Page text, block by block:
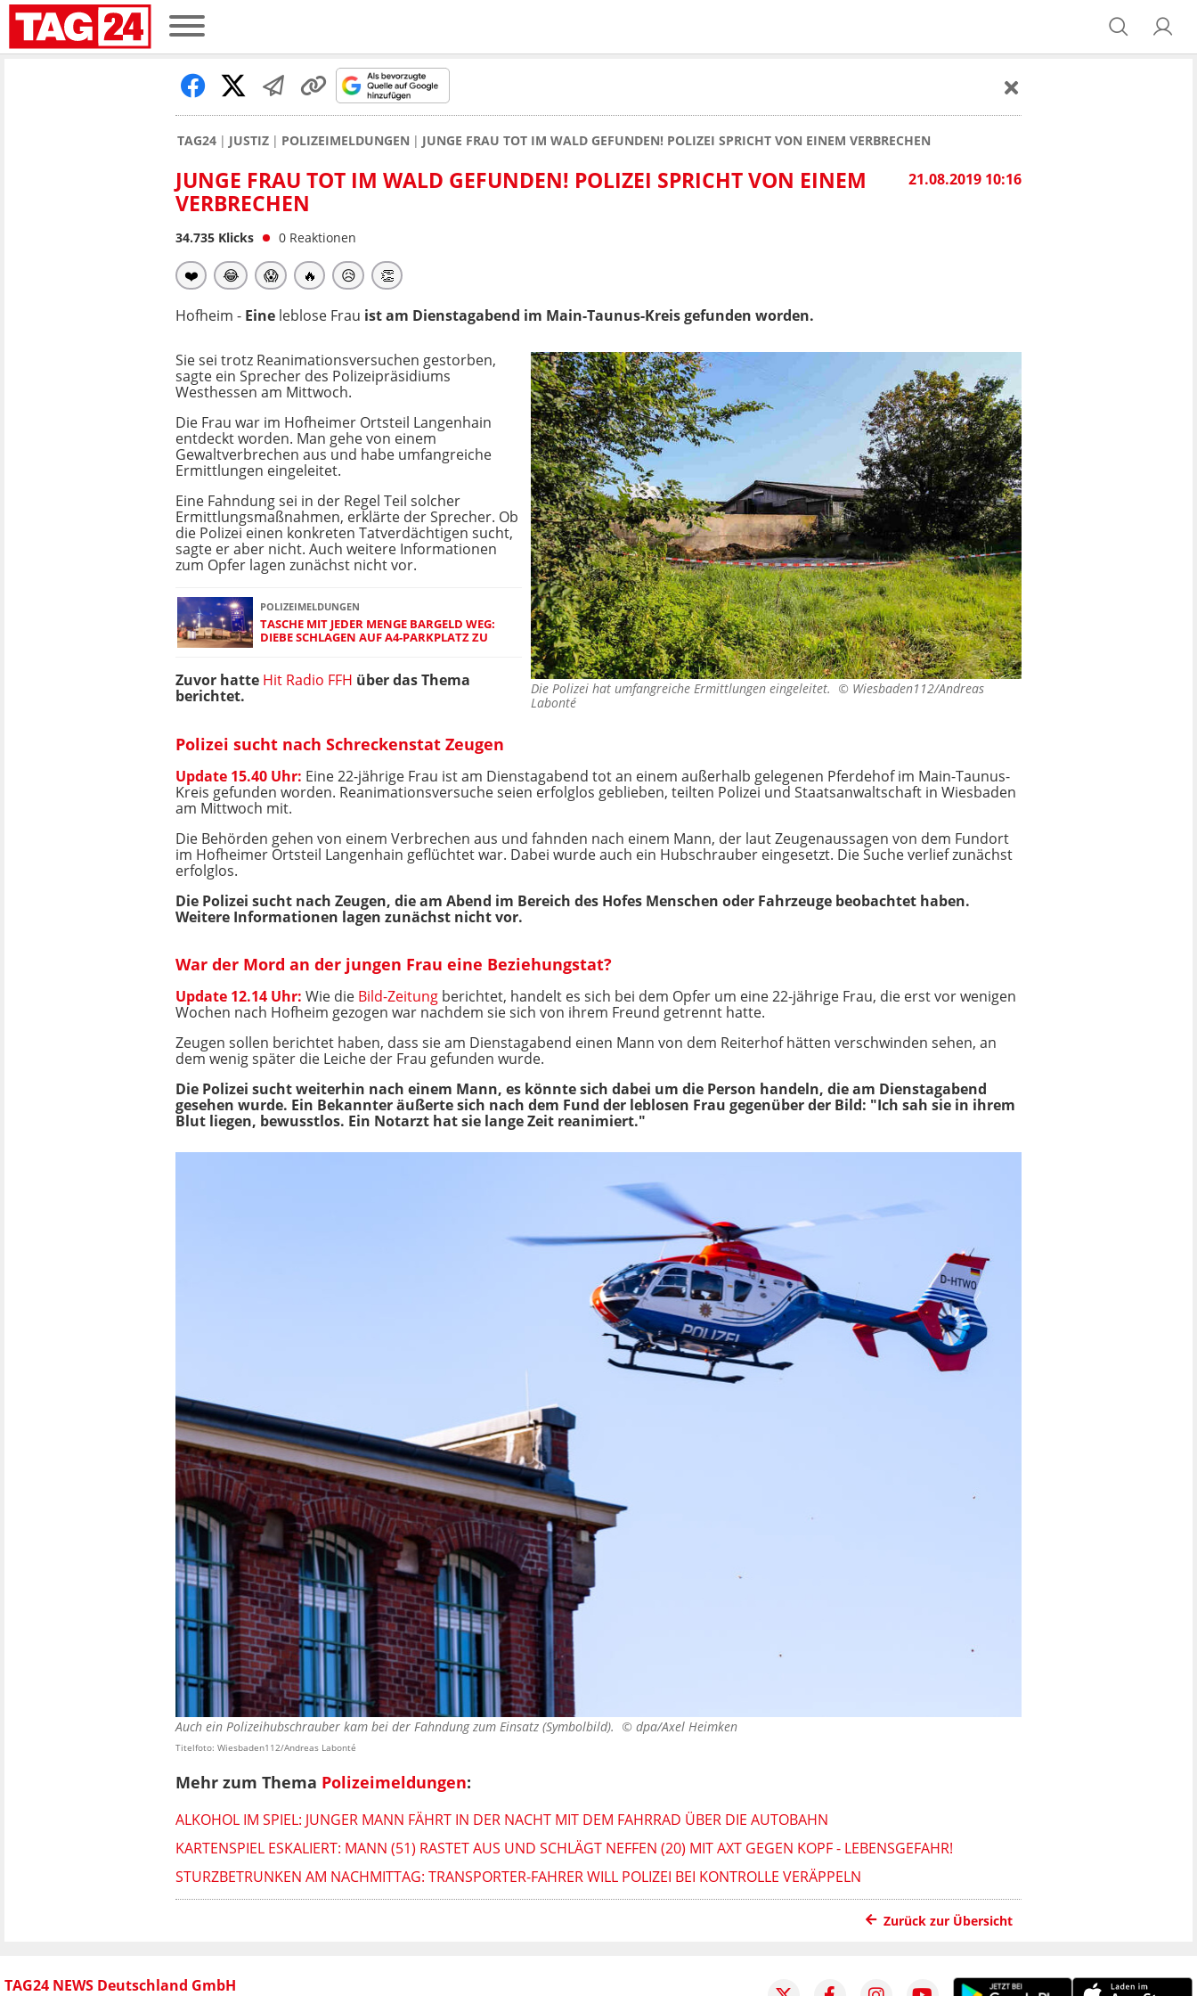
TAG24 JUSTIZ POLIZEIMELDUNGEN JUNGE FRAU TOT IM WALD GEFUNDEN! POLIZEI SPRICHT VON EINEM VERBRECHEN
21.08.2019 10:16
JUNGE FRAU TOT IM WALD GEFUNDEN! POLIZEI SPRICHT VON EINEM
VERBRECHEN
34.735 Klicks 0 Reaktionen
❤️ 😂 😱 🔥 😥 👏
Hofheim - Eine leblose Frau ist am Dienstagabend im Main-Taunus-Kreis gefunden worden.
Die Polizei hat umfangreiche Ermittlungen eingeleitet. © Wiesbaden112/Andreas
Labonté
Sie sei trotz Reanimationsversuchen gestorben,
sagte ein Sprecher des Polizeipräsidiums
Westhessen am Mittwoch.
Die Frau war im Hofheimer Ortsteil Langenhain
entdeckt worden. Man gehe von einem
Gewaltverbrechen aus und habe umfangreiche
Ermittlungen eingeleitet.
Eine Fahndung sei in der Regel Teil solcher
Ermittlungsmaßnahmen, erklärte der Sprecher. Ob
die Polizei einen konkreten Tatverdächtigen sucht,
sagte er aber nicht. Auch weitere Informationen
zum Opfer lagen zunächst nicht vor.
POLIZEIMELDUNGEN
TASCHE MIT JEDER MENGE BARGELD WEG:
DIEBE SCHLAGEN AUF A4-PARKPLATZ ZU
Zuvor hatte Hit Radio FFH über das Thema
berichtet.
Polizei sucht nach Schreckenstat Zeugen
Update 15.40 Uhr: Eine 22-jährige Frau ist am Dienstagabend tot an einem außerhalb gelegenen Pferdehof im Main-Taunus-
Kreis gefunden worden. Reanimationsversuche seien erfolglos geblieben, teilten Polizei und Staatsanwaltschaft in Wiesbaden
am Mittwoch mit.
Die Behörden gehen von einem Verbrechen aus und fahnden nach einem Mann, der laut Zeugenaussagen von dem Fundort
im Hofheimer Ortsteil Langenhain geflüchtet war. Dabei wurde auch ein Hubschrauber eingesetzt. Die Suche verlief zunächst
erfolglos.
Die Polizei sucht nach Zeugen, die am Abend im Bereich des Hofes Menschen oder Fahrzeuge beobachtet haben.
Weitere Informationen lagen zunächst nicht vor.
War der Mord an der jungen Frau eine Beziehungstat?
Update 12.14 Uhr: Wie die Bild-Zeitung berichtet, handelt es sich bei dem Opfer um eine 22-jährige Frau, die erst vor wenigen
Wochen nach Hofheim gezogen war nachdem sie sich von ihrem Freund getrennt hatte.
Zeugen sollen berichtet haben, dass sie am Dienstagabend einen Mann von dem Reiterhof hätten verschwinden sehen, an
dem wenig später die Leiche der Frau gefunden wurde.
Die Polizei sucht weiterhin nach einem Mann, es könnte sich dabei um die Person handeln, die am Dienstagabend
gesehen wurde. Ein Bekannter äußerte sich nach dem Fund der leblosen Frau gegenüber der Bild: "Ich sah sie in ihrem
Blut liegen, bewusstlos. Ein Notarzt hat sie lange Zeit reanimiert."
Auch ein Polizeihubschrauber kam bei der Fahndung zum Einsatz (Symbolbild). © dpa/Axel Heimken
Titelfoto: Wiesbaden112/Andreas Labonté
Mehr zum Thema Polizeimeldungen:
ALKOHOL IM SPIEL: JUNGER MANN FÄHRT IN DER NACHT MIT DEM FAHRRAD ÜBER DIE AUTOBAHN
KARTENSPIEL ESKALIERT: MANN (51) RASTET AUS UND SCHLÄGT NEFFEN (20) MIT AXT GEGEN KOPF - LEBENSGEFAHR!
STURZBETRUNKEN AM NACHMITTAG: TRANSPORTER-FAHRER WILL POLIZEI BEI KONTROLLE VERÄPPELN
Zurück zur Übersicht
TAG24 NEWS Deutschland GmbH